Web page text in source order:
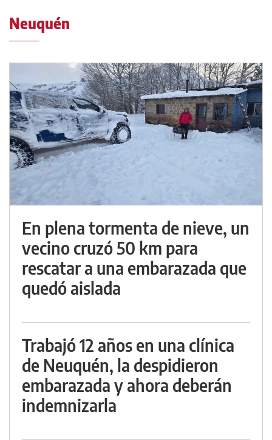
Neuquén
En plena tormenta de nieve, un
vecino cruzó 50 km para
rescatar a una embarazada que
quedó aislada
Trabajó 12 años en una clínica
de Neuquén, la despidieron
embarazada y ahora deberán
indemnizarla